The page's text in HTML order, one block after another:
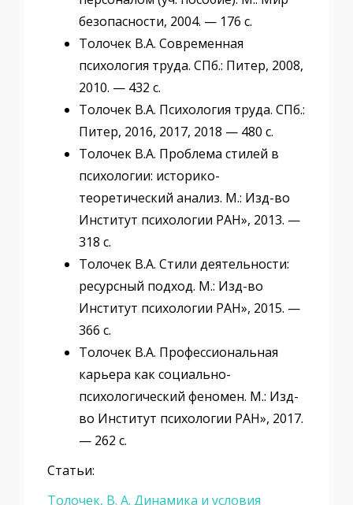
безопасности, 2004. — 176 с.
Толочек В.А. Современная
психология труда. СПб.: Питер, 2008,
2010. — 432 с.
Толочек В.А. Психология труда. СПб.:
Питер, 2016, 2017, 2018 — 480 с.
Толочек В.А. Проблема стилей в
психологии: историко-
теоретический анализ. М.: Изд-во
Институт психологии РАН», 2013. —
318 с.
Толочек В.А. Стили деятельности:
ресурсный подход. М.: Изд-во
Институт психологии РАН», 2015. —
366 с.
Толочек В.А. Профессиональная
карьера как социально-
психологический феномен. М.: Изд-
во Институт психологии РАН», 2017.
— 262 с.
Статьи:
Толочек, В. А. Динамика и условия